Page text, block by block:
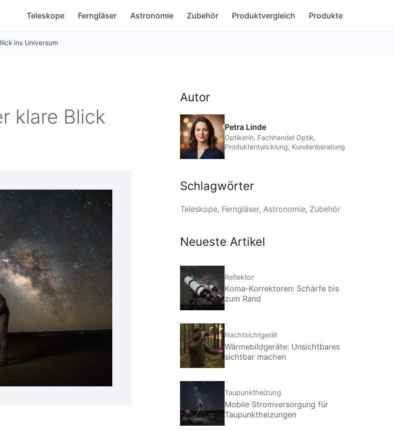
Teleskope Ferngläser Astronomie Zubehör Produktvergleich Produkte
ins Universum
klare Blick
Autor
Petra Linde
Optikerin, Fachhandel Optik,
Produktentwicklung, Kundenberatung
Schlagwörter
Teleskope Ferngläser Astronomie Zubehör
Neueste Artikel
Reflektor
Koma-Korrektoren: Schärfe bis
zum Rand
Nachtsichtgerät
Wärmebildgeräte: Unsichtbares
sichtbar machen
Taupunktheizung
Mobile Stromversorgung für
Taupunktheizungen